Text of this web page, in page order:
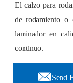
El calzo para
de rodamiento o
laminador en
continuo.
Send